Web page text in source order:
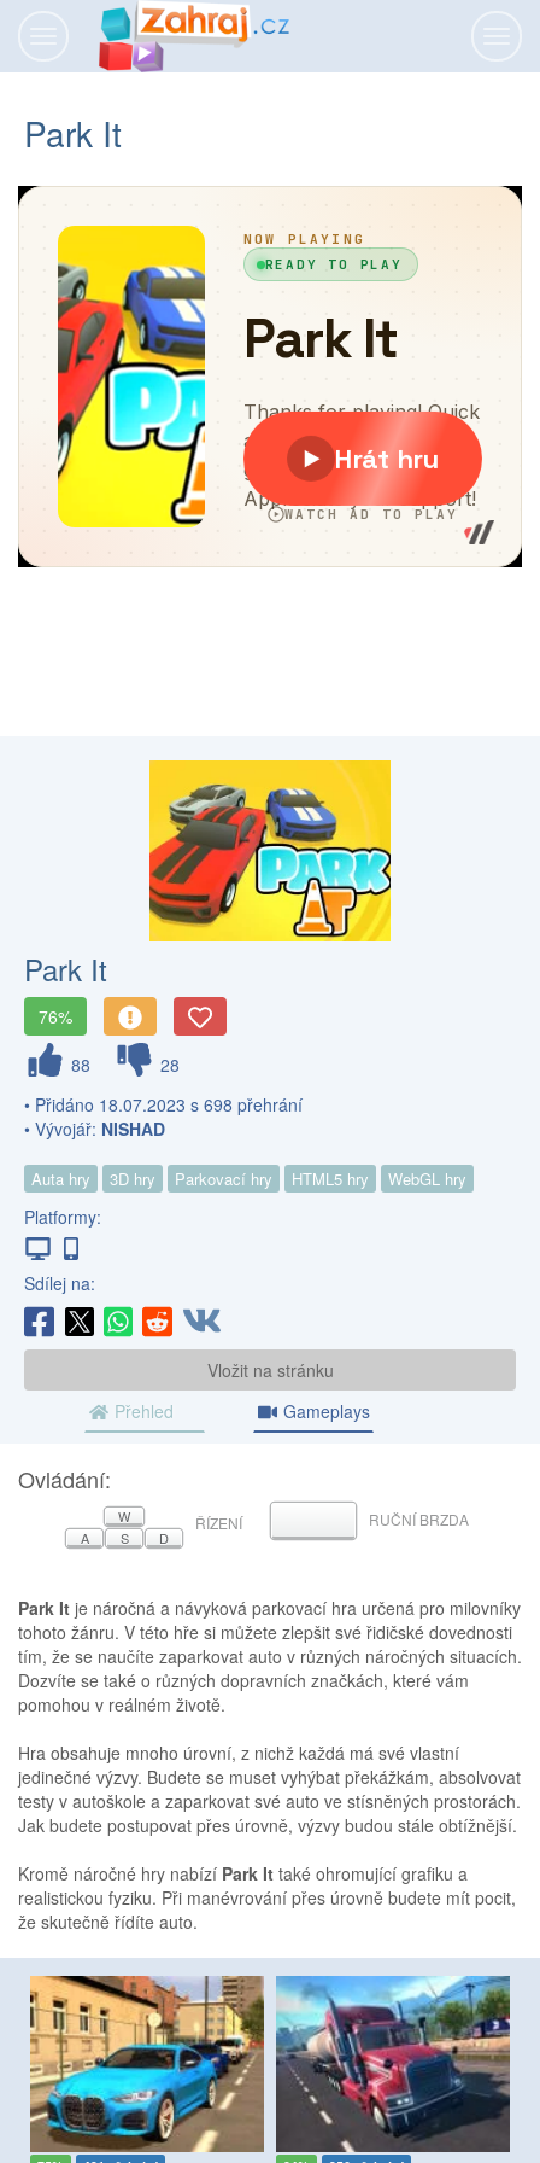
Park It
Park It
76%
88
28
• Přidáno 18.07.2023 s 698 přehrání
• Vývojář: NISHAD
Auta hry 3D hry Parkovací hry HTML5 hry WebGL hry
Platformy:
Sdílej na:
Vložit na stránku
Přehled
Gameplays
Ovládání:
W
A
S D
ŘÍZENÍ MEZERNÍKRUČNÍ BRZDA
Park It je náročná a návyková parkovací hra určená pro milovníky
tohoto žánru. V této hře si můžete zlepšit své řidičské dovednosti
tím, že se naučíte zaparkovat auto v různých náročných situacích.
Dozvíte se také o různých dopravních značkách, které vám
pomohou v reálném životě.
Hra obsahuje mnoho úrovní, z nichž každá má své vlastní
jedinečné výzvy. Budete se muset vyhýbat překážkám, absolvovat
testy v autoškole a zaparkovat své auto ve stísněných prostorách.
Jak budete postupovat přes úrovně, výzvy budou stále obtížnější.
Kromě náročné hry nabízí Park It také ohromující grafiku a
realistickou fyziku. Při manévrování přes úrovně budete mít pocit,
že skutečně řídíte auto.